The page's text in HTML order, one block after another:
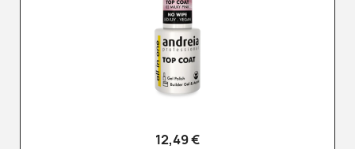
12,49 €